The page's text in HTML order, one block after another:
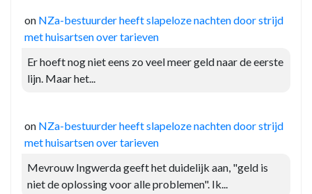
on NZa-bestuurder heeft slapeloze nachten door strijd
met huisartsen over tarieven
Er hoeft nog niet eens zo veel meer geld naar de eerste
lijn. Maar het...
on NZa-bestuurder heeft slapeloze nachten door strijd
met huisartsen over tarieven
Mevrouw Ingwerda geeft het duidelijk aan, "geld is
niet de oplossing voor alle problemen". Ik...